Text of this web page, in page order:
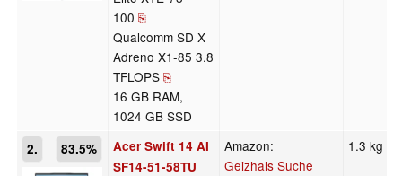
100 ⎘
Qualcomm SD X
Adreno X1-85 3.8
TFLOPS ⎘
16 GB RAM,
1024 GB SSD
2. 83.5%
Acer Swift 14 AI
SF14-51-58TU
Amazon:
Geizhals Suche
1.3 kg